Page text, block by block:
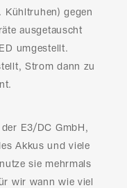
Kühltruhen) gegen
ausgetauscht
umgestellt.
Strom dann zu
E3/DC GmbH,
Akkus und viele
sie mehrmals
wir wann wie viel